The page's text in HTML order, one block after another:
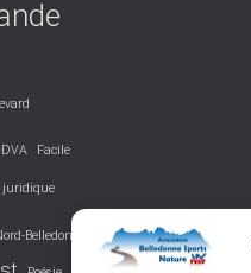
DVA Facile
juridique
Belledonne